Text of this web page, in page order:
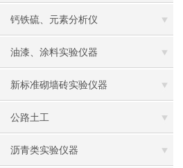
钙铁硫、元素分析仪
油漆、涂料实验仪器
新标准砌墙砖实验仪器
公路土工
沥青类实验仪器